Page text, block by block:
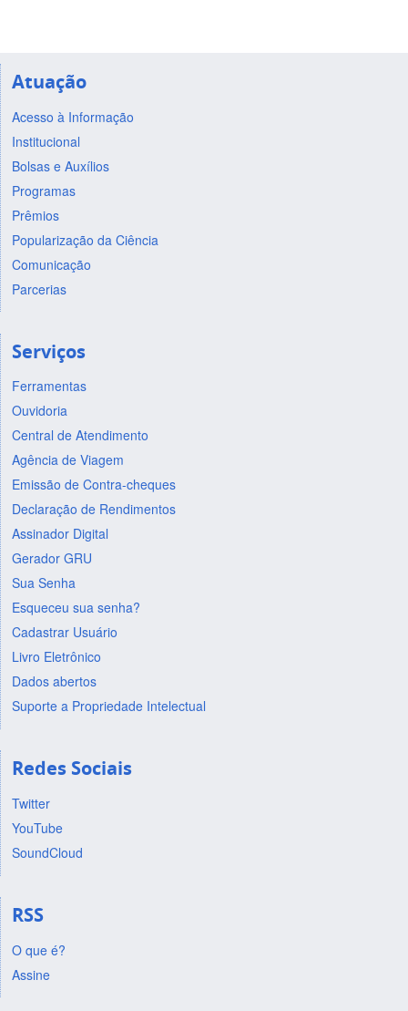
Atuação
Acesso à Informação
Institucional
Bolsas e Auxílios
Programas
Prêmios
Popularização da Ciência
Comunicação
Parcerias
Serviços
Ferramentas
Ouvidoria
Central de Atendimento
Agência de Viagem
Emissão de Contra-cheques
Declaração de Rendimentos
Assinador Digital
Gerador GRU
Sua Senha
Esqueceu sua senha?
Cadastrar Usuário
Livro Eletrônico
Dados abertos
Suporte a Propriedade Intelectual
Redes Sociais
Twitter
YouTube
SoundCloud
RSS
O que é?
Assine